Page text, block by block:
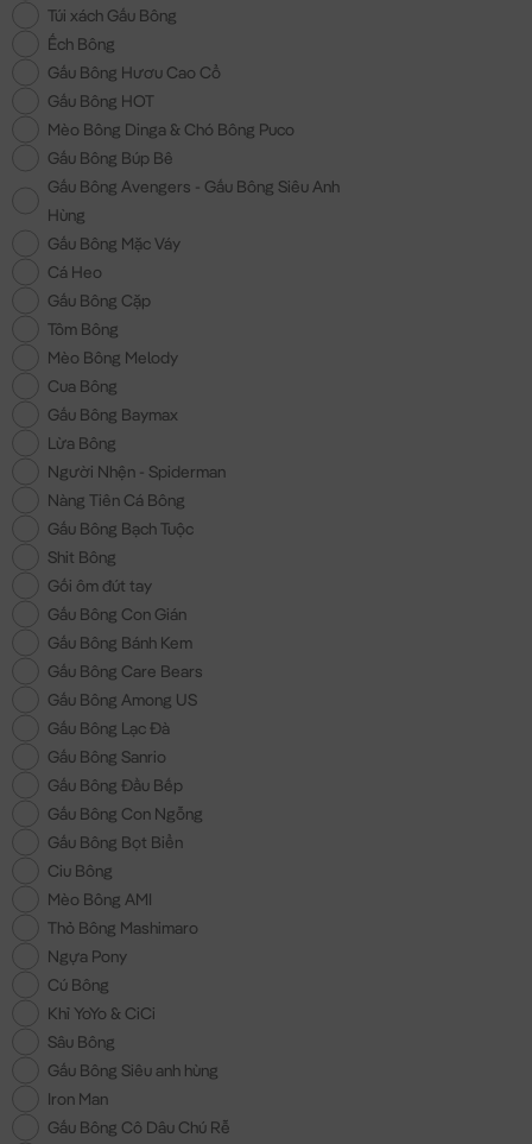
Túi xách Gấu Bông
Ếch Bông
Gấu Bông Hươu Cao Cổ
Gấu Bông HOT
Mèo Bông Dinga & Chó Bông Puco
Gấu Bông Búp Bê
Gấu Bông Avengers - Gấu Bông Siêu Anh
Hùng
Gấu Bông Mặc Váy
Cá Heo
Gấu Bông Cặp
Tôm Bông
Mèo Bông Melody
Cua Bông
Gấu Bông Baymax
Lừa Bông
Người Nhện - Spiderman
Nàng Tiên Cá Bông
Gấu Bông Bạch Tuộc
Shit Bông
Gối ôm đút tay
Gấu Bông Con Gián
Gấu Bông Bánh Kem
Gấu Bông Care Bears
Gấu Bông Among US
Gấu Bông Lạc Đà
Gấu Bông Sanrio
Gấu Bông Đầu Bếp
Gấu Bông Con Ngỗng
Gấu Bông Bọt Biển
Ciu Bông
Mèo Bông AMI
Thỏ Bông Mashimaro
Ngựa Pony
Cú Bông
Khỉ YoYo & CiCi
Sâu Bông
Gấu Bông Siêu anh hùng
Iron Man
Gấu Bông Cô Dâu Chú Rễ